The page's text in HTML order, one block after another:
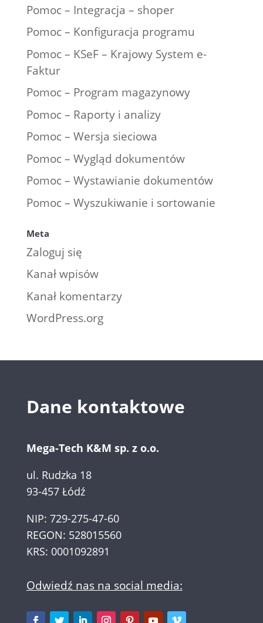
Pomoc – Integracja – shoper
Pomoc – Konfiguracja programu
Pomoc – KSeF – Krajowy System e-
Faktur
Pomoc – Program magazynowy
Pomoc – Raporty i analizy
Pomoc – Wersja sieciowa
Pomoc – Wygląd dokumentów
Pomoc – Wystawianie dokumentów
Pomoc – Wyszukiwanie i sortowanie
Meta
Zaloguj się
Kanał wpisów
Kanał komentarzy
WordPress.org
Dane kontaktowe
Mega-Tech K&M sp. z o.o.
ul. Rudzka 18
93-457 Łódź
NIP: 729-275-47-60
REGON: 528015560
KRS: 0001092891
Odwiedź nas na social media: